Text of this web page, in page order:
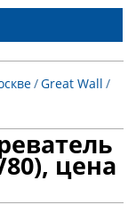
/Great Wall /
цена